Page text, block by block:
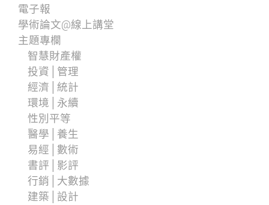
電子報
學術論文@線上講堂
主題專欄
智慧財產權
投資│管理
經濟│統計
環境│永續
性別平等
醫學│養生
易經│數術
書評│影評
行銷│大數據
建築│設計